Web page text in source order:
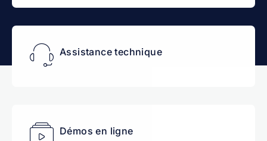
Assistance technique
Démos en ligne